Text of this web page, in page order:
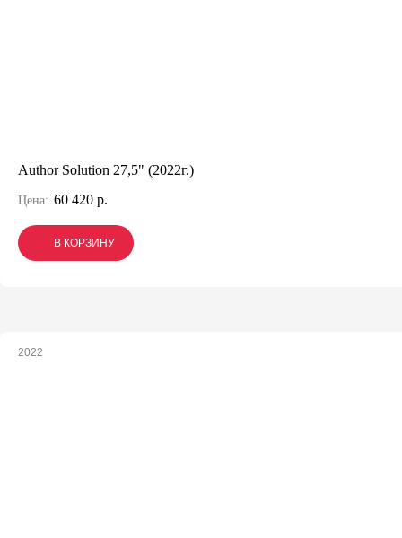
Author Solution 27,5" (2022г.)
Цена: 60 420 р.
В КОРЗИНУ
В КОРЗИНУ
В КОРЗИНУ
2022